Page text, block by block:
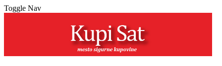
Toggle Nav